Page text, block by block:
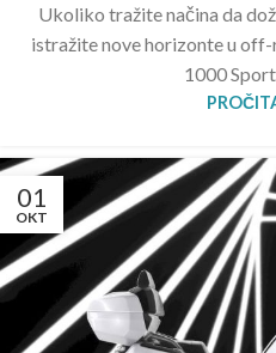
Ukoliko tražite načina da
istražite nove horizonte u off-
1000 Sport
01
OKT